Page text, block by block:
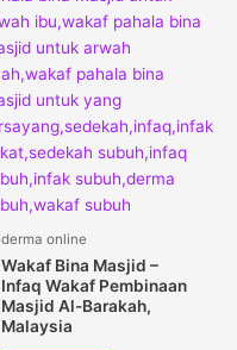
derma online
Wakaf Bina Masjid –
Infaq Wakaf Pembinaan
Masjid Al-Barakah,
Malaysia